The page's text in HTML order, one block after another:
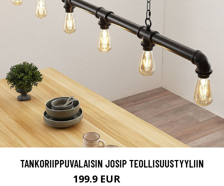
TANKORIIPPUVALAISIN JOSIP TEOLLISUUSTYYLIIN
199.9 EUR